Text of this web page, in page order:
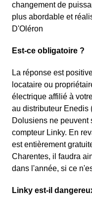
changement de
plus abordable et
D'Oléron
Est-ce obligatoire ?
La réponse est
locataire ou
électrique affilié à
au distributeur Enedis
Dolusiens ne peuvent
compteur Linky. En
est entièrement
Charentes, il faudra
dans l'année, si ce
Linky est-il